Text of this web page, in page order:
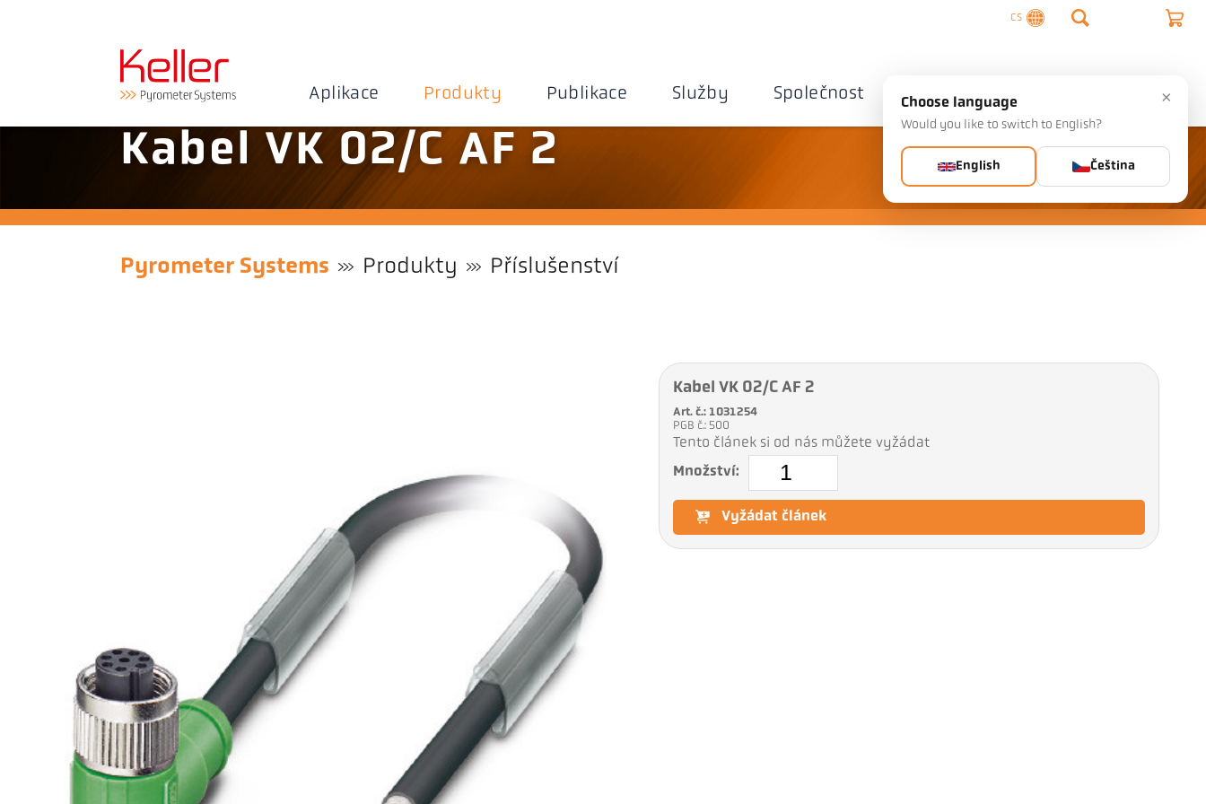
CS
Aplikace Produkty Publikace Služby Společnost Kontaktujte nás
Kabel VK 02/C AF 2
Pyrometer Systems Produkty Příslušenství
Kabel VK 02/C AF 2
Art. č.: 1031254
PGB č.: 500
Tento článek si od nás můžete vyžádat
Množství:
Vyžádat článek
×
Choose language
Would you like to switch to English?
English Čeština